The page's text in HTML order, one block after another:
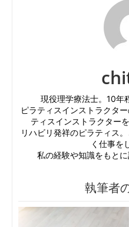
現役理学療法士。10年
ピラティスインストラクタ
ティスインストラクター
リハビリ発祥のピラティス
く仕事を
私の経験や知識をもと
執筆者